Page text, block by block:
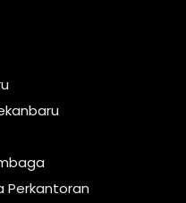
Perkantoran